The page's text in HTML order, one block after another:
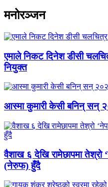
मनोरञ्जन
एमाले निकट दिनेश डीसी
नियुक्त
आस्मा कुमारी केसी बनिन् सन्
वैशाख ६ देखि रामेछापमा तेश्रो
(नेरुफ) हुँदै